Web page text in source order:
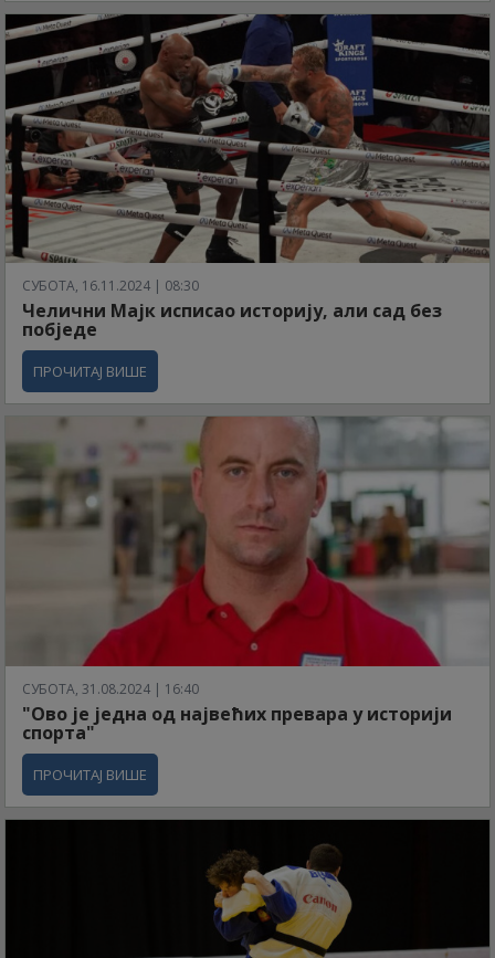
СУБОТА, 16.11.2024 | 08:30
Челични Мајк исписао историју, али сад без
побједе
ПРОЧИТАЈ ВИШЕ
СУБОТА, 31.08.2024 | 16:40
"Ово је једна од највећих превара у историји
спорта"
ПРОЧИТАЈ ВИШЕ